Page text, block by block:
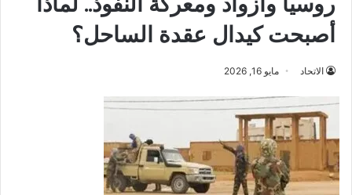
أصبحت كيدال عقدة الساحل؟
الاتحاد مايو 16, 2026